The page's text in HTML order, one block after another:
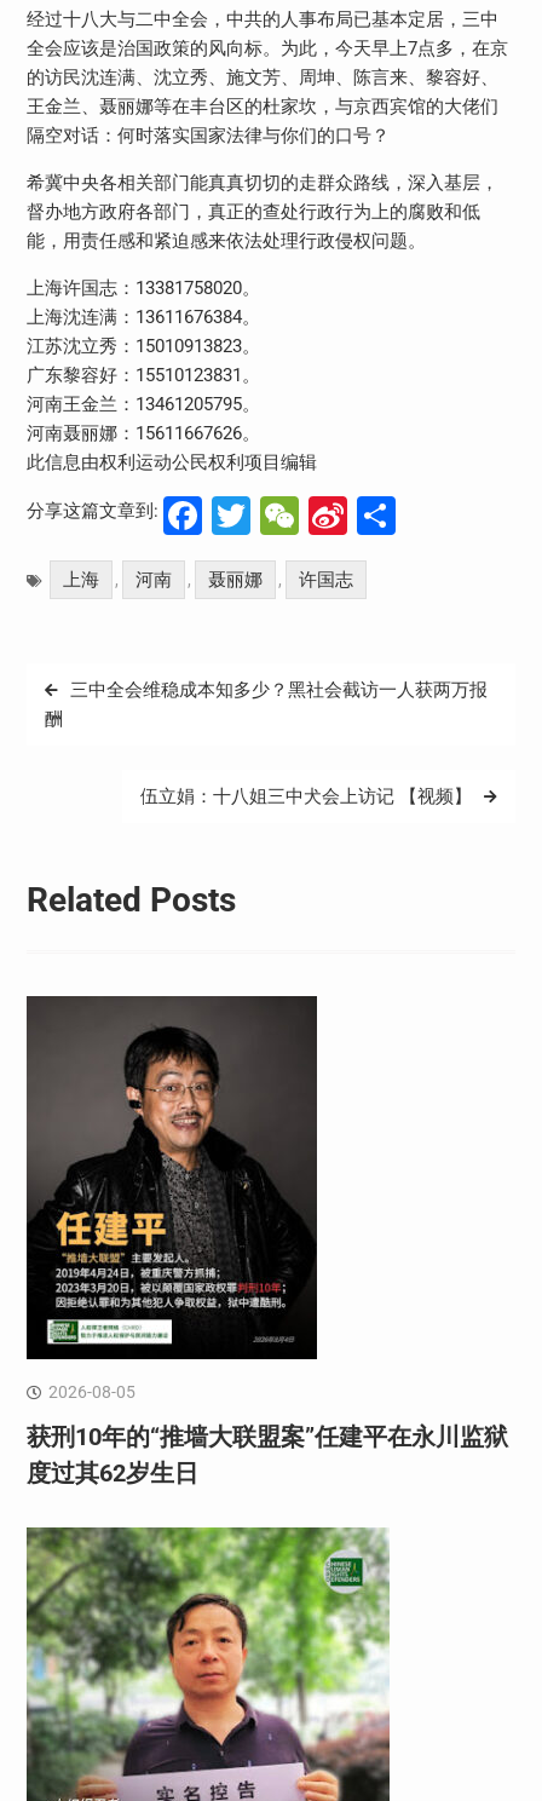
经过十八大与二中全会，中共的人事布局已基本定居，三中
全会应该是治国政策的风向标。为此，今天早上7点多，在京
的访民沈连满、沈立秀、施文芳、周坤、陈言来、黎容好、
王金兰、聂丽娜等在丰台区的杜家坎，与京西宾馆的大佬们
隔空对话：何时落实国家法律与你们的口号？
希冀中央各相关部门能真真切切的走群众路线，深入基层，
督办地方政府各部门，真正的查处行政行为上的腐败和低
能，用责任感和紧迫感来依法处理行政侵权问题。
上海许国志：13381758020。
上海沈连满：13611676384。
江苏沈立秀：15010913823。
广东黎容好：15510123831。
河南王金兰：13461205795。
河南聂丽娜：15611667626。
此信息由权利运动公民权利项目编辑
分享这篇文章到: Facebook
Twitter
WeChat
Sina
Weibo
分
上海 , 河南 , 聂丽娜 , 许国志
文
章
三中全会维稳成本知多少？黑社会截访一人获两万报
酬
伍立娟：十八姐三中犬会上访记 【视频】
Related Posts
2026-08-05
获刑10年的“推墙大联盟案”任建平在永川监狱
度过其62岁生日